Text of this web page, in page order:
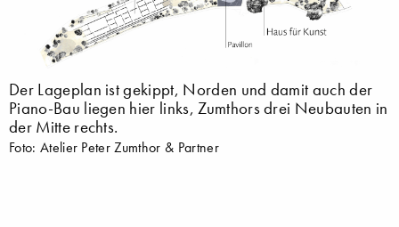
Der Lageplan ist gekippt, Norden und damit auch der
Piano-Bau liegen hier links, Zumthors drei Neubauten in
der Mitte rechts.
Foto: Atelier Peter Zumthor & Partner